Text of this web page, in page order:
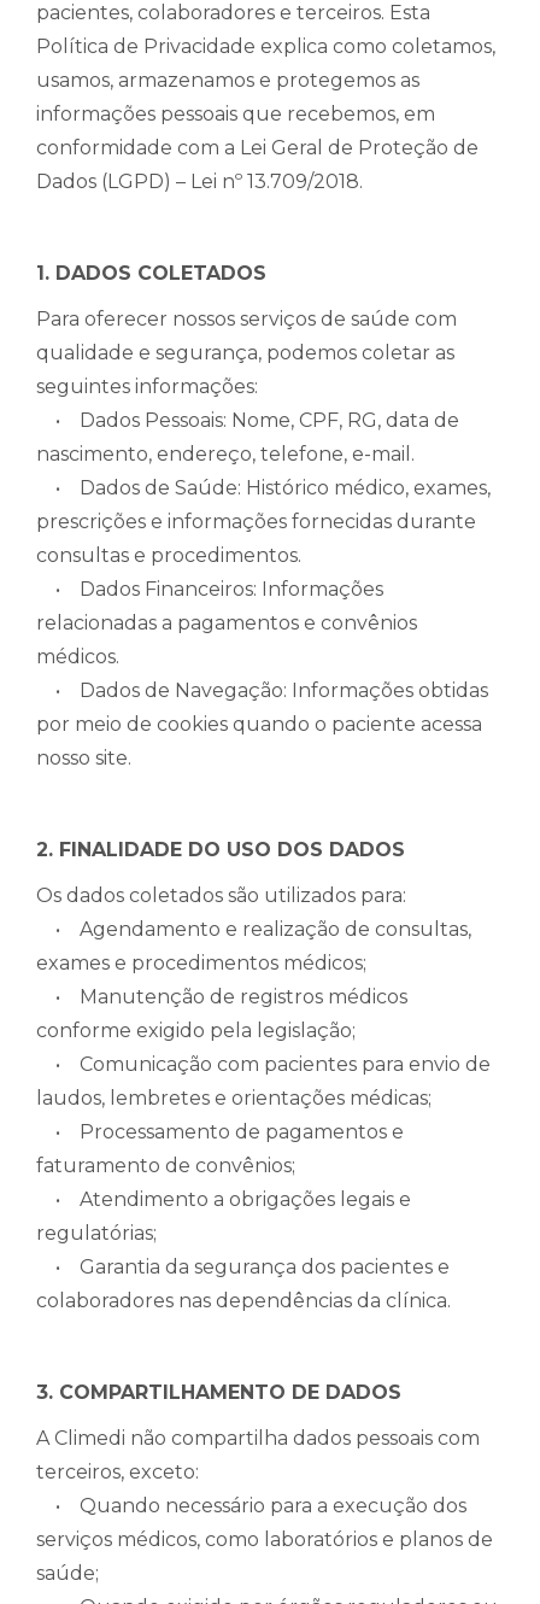
pacientes, colaboradores e terceiros. Esta
Política de Privacidade explica como coletamos,
usamos, armazenamos e protegemos as
informações pessoais que recebemos, em
conformidade com a Lei Geral de Proteção de
Dados (LGPD) – Lei nº 13.709/2018.
1. DADOS COLETADOS
Para oferecer nossos serviços de saúde com
qualidade e segurança, podemos coletar as
seguintes informações:
• Dados Pessoais: Nome, CPF, RG, data de
nascimento, endereço, telefone, e-mail.
• Dados de Saúde: Histórico médico, exames,
prescrições e informações fornecidas durante
consultas e procedimentos.
• Dados Financeiros: Informações
relacionadas a pagamentos e convênios
médicos.
• Dados de Navegação: Informações obtidas
por meio de cookies quando o paciente acessa
nosso site.
2. FINALIDADE DO USO DOS DADOS
Os dados coletados são utilizados para:
• Agendamento e realização de consultas,
exames e procedimentos médicos;
• Manutenção de registros médicos
conforme exigido pela legislação;
• Comunicação com pacientes para envio de
laudos, lembretes e orientações médicas;
• Processamento de pagamentos e
faturamento de convênios;
• Atendimento a obrigações legais e
regulatórias;
• Garantia da segurança dos pacientes e
colaboradores nas dependências da clínica.
3. COMPARTILHAMENTO DE DADOS
A Climedi não compartilha dados pessoais com
terceiros, exceto:
• Quando necessário para a execução dos
serviços médicos, como laboratórios e planos de
saúde;